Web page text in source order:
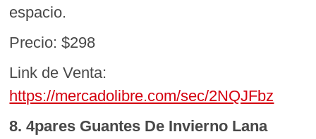
espacio.
Precio: $298
Link de Venta:
https://mercadolibre.com/sec/2NQJFbz
8. 4pares Guantes De Invierno Lana